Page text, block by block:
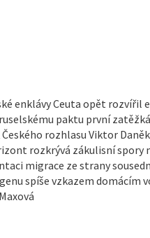
enklávy Ceuta opět rozvířil
paktu první
rozhlasu Viktor
rozkrývá zákulisní spory
migrace ze strany
spíše vzkazem domácím